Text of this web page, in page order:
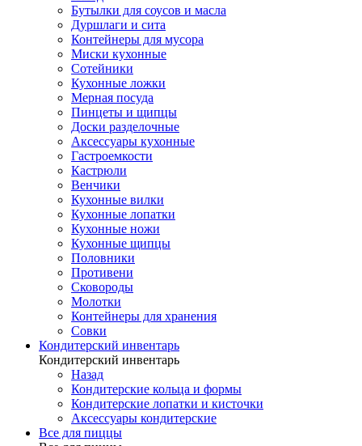
Бутылки для соусов и масла
Дуршлаги и сита
Контейнеры для мусора
Миски кухонные
Сотейники
Кухонные ложки
Мерная посуда
Пинцеты и щипцы
Доски разделочные
Аксессуары кухонные
Гастроемкости
Кастрюли
Венчики
Кухонные вилки
Кухонные лопатки
Кухонные ножи
Кухонные щипцы
Половники
Противени
Сковороды
Молотки
Контейнеры для хранения
Совки
Кондитерский инвентарь
Кондитерский инвентарь
Назад
Кондитерские кольца и формы
Кондитерские лопатки и кисточки
Аксессуары кондитерские
Все для пиццы